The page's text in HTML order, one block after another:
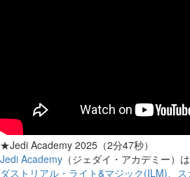
★Jedi Academy 2025（2分47秒）
Jedi Academy （ジェダイ・アカデミー）は
ダストリアル・ライト&マジック(ILM)、